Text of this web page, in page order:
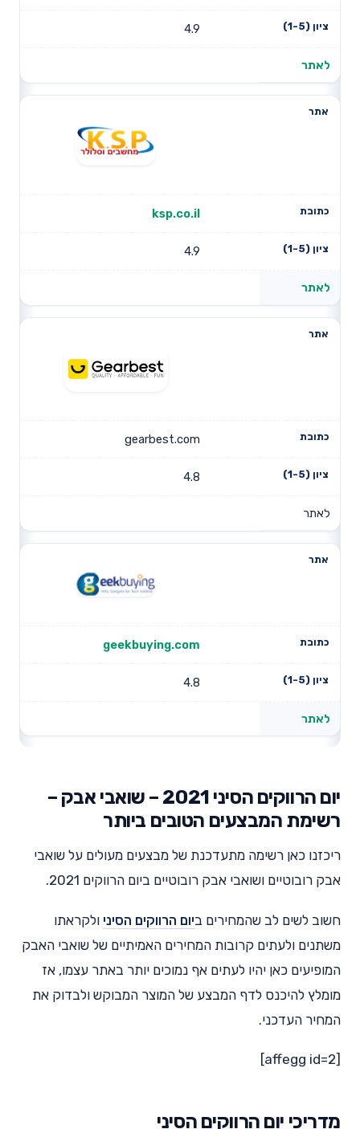
4.9
לאתר
ksp.co.il
4.9
לאתר
gearbest.com
4.8
לאתר
geekbuying.com
4.8
לאתר
יום הרווקים הסיני 2021 – שואבי אבק –
רשימת המבצעים הטובים ביותר
ריכזנו כאן רשימה מתעדכנת של מבצעים מעולים על שואבי
אבק רובוטיים ושואבי אבק רובוטיים ביום הרווקים 2021.
חשוב לשים לב שהמחירים ביום הרווקים הסיני ולקראתו
משתנים ולעתים קרובות המחירים האמיתיים של שואבי האבק
המופיעים כאן יהיו לעתים אף נמוכים יותר באתר עצמו, אז
מומלץ להיכנס לדף המבצע של המוצר המבוקש ולבדוק את
המחיר העדכני.
[affegg id=2]
מדריכי יום הרווקים הסיני